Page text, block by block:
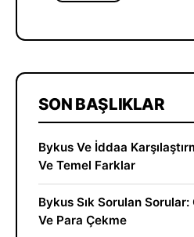
SON BAŞLIKLAR
Bykus Ve İddaa
Ve Temel Farklar
Bykus Sık Sorulan
Ve Para Çekme